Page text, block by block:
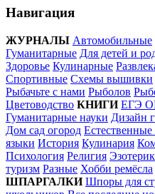
Навигация
ЖУРНАЛЫ Автомобильные
Гуманитарные Для детей и
Здоровье Кулинарные
Спортивные Схемы вышивки
Рыбачьте с нами Рыболов
Цветоводство КНИГИ ЕГЭ
Гуманитарные науки Дизайн
Дом сад огород Естественные
языки История Кулинария
Психология Религия
туризм Разные Хобби ремёсла
ШПАРГАЛКИ Шпоры для